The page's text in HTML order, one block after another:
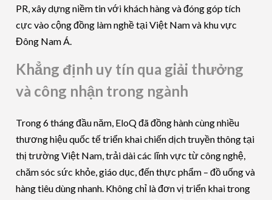
PR, xây dựng niềm tin với khách hàng và đóng góp tích
cực vào cộng đồng làm nghề tại Việt Nam và khu vực
Đông Nam Á.
Khẳng định uy tín qua giải thưởng
và công nhận trong ngành
Trong 6 tháng đầu năm, EloQ đã đồng hành cùng nhiều
thương hiệu quốc tế triển khai chiến dịch truyền thông tại
thị trường Việt Nam, trải dài các lĩnh vực từ công nghệ,
chăm sóc sức khỏe, giáo dục, đến thực phẩm – đồ uống và
hàng tiêu dùng nhanh. Không chỉ là đơn vị triển khai trong